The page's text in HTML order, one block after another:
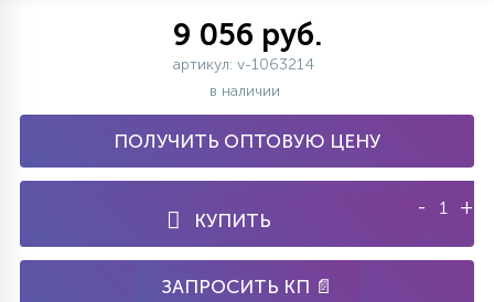
9 056 руб.
артикул: v-1063214
в наличии
ПОЛУЧИТЬ ОПТОВУЮ ЦЕНУ
КУПИТЬ
- +
ЗАПРОСИТЬ КП 📄